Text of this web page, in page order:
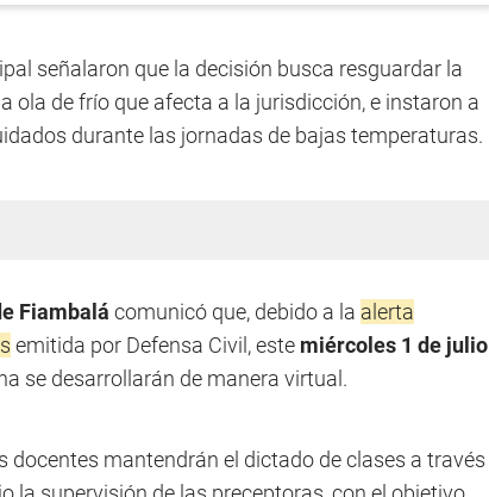
señalaron que la decisión busca resguardar la
ola de frío que afecta a la jurisdicción, e instaron a
durante las jornadas de bajas temperaturas.
Fiambalá comunicó que, debido a la alerta
emitida por Defensa Civil, este miércoles 1 de julio
se desarrollarán de manera virtual.
docentes mantendrán el dictado de clases a través